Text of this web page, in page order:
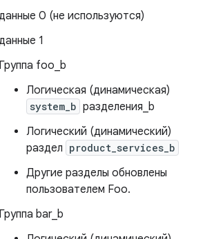
0 (не используются)
1
Группа foo_b
Логическая (динамическая)
system_b разделения_b
Логический (динамический)
раздел product_services_b
Другие разделы обновлены
пользователем Foo.
Группа bar_b